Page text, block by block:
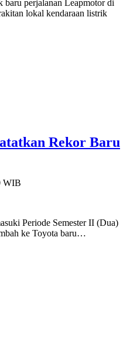
perjalanan Leapmotor di
lokal kendaraan listrik
Rekor Baru
WIB
Periode Semester II (Dua)
ke Toyota baru…